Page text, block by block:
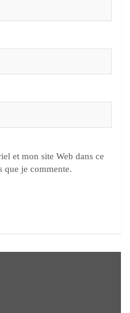
et mon site Web dans ce
que je commente.